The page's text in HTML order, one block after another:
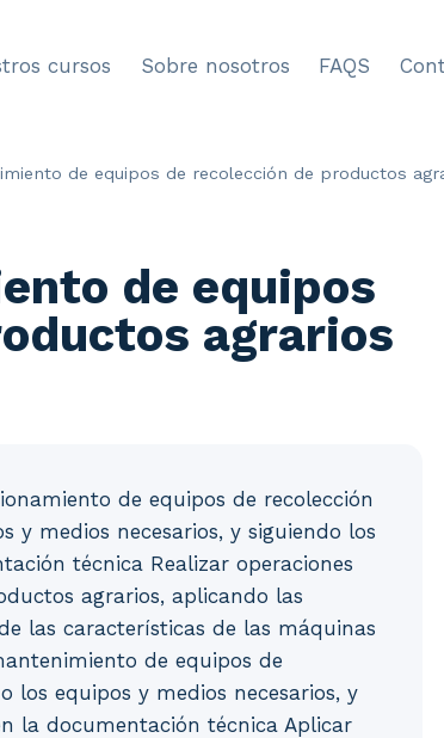
cursos Sobre nosotros FAQS
de equipos de recolección de productos
de equipos
agrarios
de equipos de recolección
y medios necesarios, y siguiendo los
técnica Realizar operaciones
agrarios, aplicando las
las características de las máquinas
de equipos de
los equipos y medios necesarios, y
la documentación técnica Aplicar